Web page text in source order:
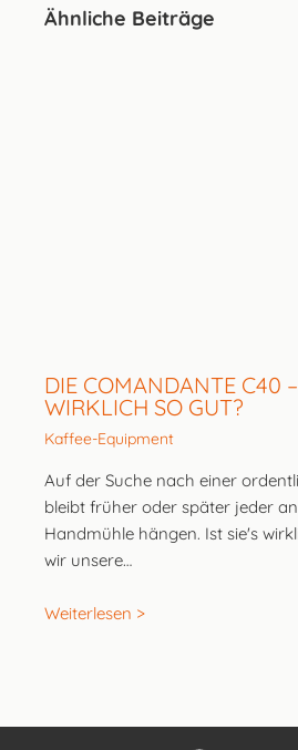
Ähnliche Beiträge
DIE COMANDANTE C40
WIRKLICH SO GUT?
Kaffee-Equipment
Auf der Suche nach einer
bleibt früher oder später jeder
Handmühle hängen. Ist sie's
wir unsere…
Weiterlesen >